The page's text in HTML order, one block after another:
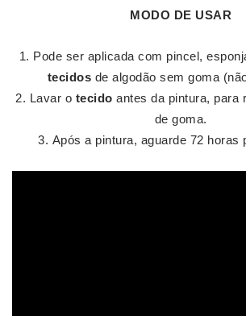
MODO DE USAR
Pode ser aplicada com pincel,
tecidos de algodão sem goma
Lavar o tecido antes da pintura, para
de goma.
Após a pintura, aguarde 72 horas